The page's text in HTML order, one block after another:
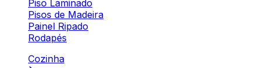
Piso Laminado
Pisos de Madeira
Painel Ripado
Rodapés
Cozinha